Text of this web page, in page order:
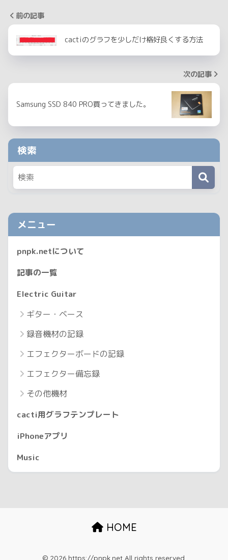
前の記事
cactiのグラフを少しだけ格好良くする方法
次の記事
Samsung SSD 840 PRO買ってきました。
検索
メニュー
pnpk.netについて
記事の一覧
Electric Guitar
ギター・ベース
録音機材の記録
エフェクターボードの記録
エフェクター備忘録
その他機材
cacti用グラフテンプレート
iPhoneアプリ
Music
HOME
© 2026 https://pnpk.net All rights reserved.